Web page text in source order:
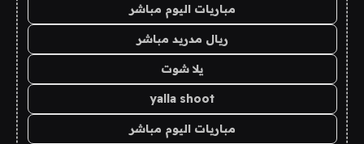
مباريات اليوم مباشر
ريال مدريد مباشر
يلا شوت
yalla shoot
مباريات اليوم مباشر